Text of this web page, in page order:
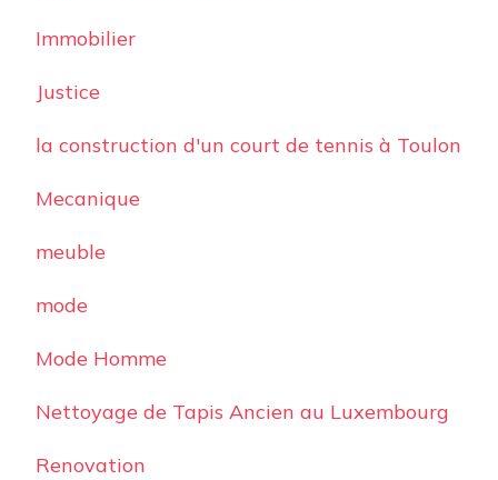
Immobilier
Justice
la construction d'un court de tennis à Toulon
Mecanique
meuble
mode
Mode Homme
Nettoyage de Tapis Ancien au Luxembourg
Renovation